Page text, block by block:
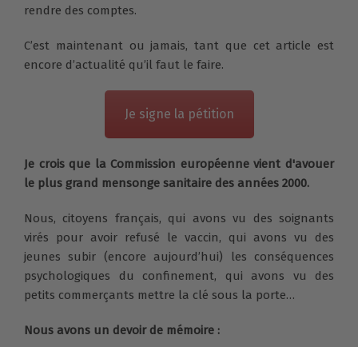
rendre des comptes.
C’est maintenant ou jamais, tant que cet article est
encore d’actualité qu’il faut le faire.
Je signe la pétition
Je crois que la Commission européenne vient d'avouer
le plus grand mensonge sanitaire des années 2000.
Nous, citoyens français, qui avons vu des soignants
virés pour avoir refusé le vaccin, qui avons vu des
jeunes subir (encore aujourd’hui) les conséquences
psychologiques du confinement, qui avons vu des
petits commerçants mettre la clé sous la porte…
Nous avons un devoir de mémoire :